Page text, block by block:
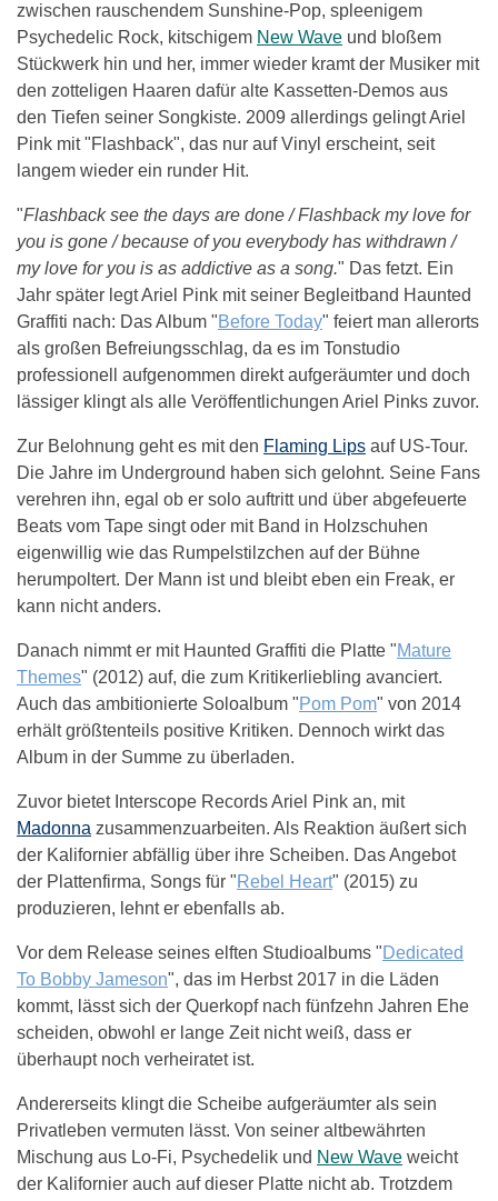
zwischen rauschendem Sunshine-Pop, spleenigem
Psychedelic Rock, kitschigem New Wave und bloßem
Stückwerk hin und her, immer wieder kramt der Musiker mit
den zotteligen Haaren dafür alte Kassetten-Demos aus
den Tiefen seiner Songkiste. 2009 allerdings gelingt Ariel
Pink mit "Flashback", das nur auf Vinyl erscheint, seit
langem wieder ein runder Hit.
"Flashback see the days are done / Flashback my love for
you is gone / because of you everybody has withdrawn /
my love for you is as addictive as a song." Das fetzt. Ein
Jahr später legt Ariel Pink mit seiner Begleitband Haunted
Graffiti nach: Das Album "Before Today" feiert man allerorts
als großen Befreiungsschlag, da es im Tonstudio
professionell aufgenommen direkt aufgeräumter und doch
lässiger klingt als alle Veröffentlichungen Ariel Pinks zuvor.
Zur Belohnung geht es mit den Flaming Lips auf US-Tour.
Die Jahre im Underground haben sich gelohnt. Seine Fans
verehren ihn, egal ob er solo auftritt und über abgefeuerte
Beats vom Tape singt oder mit Band in Holzschuhen
eigenwillig wie das Rumpelstilzchen auf der Bühne
herumpoltert. Der Mann ist und bleibt eben ein Freak, er
kann nicht anders.
Danach nimmt er mit Haunted Graffiti die Platte "Mature
Themes" (2012) auf, die zum Kritikerliebling avanciert.
Auch das ambitionierte Soloalbum "Pom Pom" von 2014
erhält größtenteils positive Kritiken. Dennoch wirkt das
Album in der Summe zu überladen.
Zuvor bietet Interscope Records Ariel Pink an, mit
Madonna zusammenzuarbeiten. Als Reaktion äußert sich
der Kalifornier abfällig über ihre Scheiben. Das Angebot
der Plattenfirma, Songs für "Rebel Heart" (2015) zu
produzieren, lehnt er ebenfalls ab.
Vor dem Release seines elften Studioalbums "Dedicated
To Bobby Jameson", das im Herbst 2017 in die Läden
kommt, lässt sich der Querkopf nach fünfzehn Jahren Ehe
scheiden, obwohl er lange Zeit nicht weiß, dass er
überhaupt noch verheiratet ist.
Andererseits klingt die Scheibe aufgeräumter als sein
Privatleben vermuten lässt. Von seiner altbewährten
Mischung aus Lo-Fi, Psychedelik und New Wave weicht
der Kalifornier auch auf dieser Platte nicht ab. Trotzdem